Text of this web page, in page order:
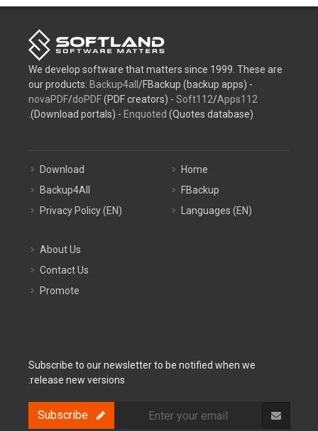
We develop software that matters since 1999. These are
our products: Backup4all /FBackup (backup apps) -
novaPDF/doPDF(PDF creators) - Soft112/Apps112
(Download portals) - Enquoted (Quotes database).
Home
FBackup
Languages (EN)
Download
Backup4All
Privacy Policy (EN)
About Us
Contact Us
Promote
Subscribe to our newsletter to be notified when we
release new versions: